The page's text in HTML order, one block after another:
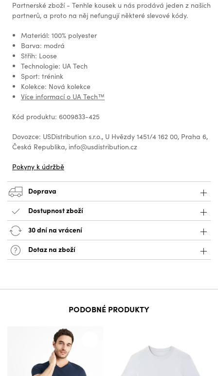
Partnerské zboží - Tenhle kousek u nás prodává jeden z našich
partnerů, a proto na něj nefungují některé slevové kódy.
Materiál: 100% polyester
Barva: modrá
Střih: Loose
Technologie: UA Tech
Sport: trénink
Kolekce: Nová kolekce
Více informací o UA Tech™
Kód produktu: 6009833-425
Dovozce: USDistribution s.r.o., U Hvězdy 1451/4 162 00, Praha 6,
Česká Republika, info@usdistribution.cz
Pokyny k údržbě
Doprava
Dostupnost zboží
30 dní na vrácení
Dotaz na zboží
PODOBNÉ PRODUKTY